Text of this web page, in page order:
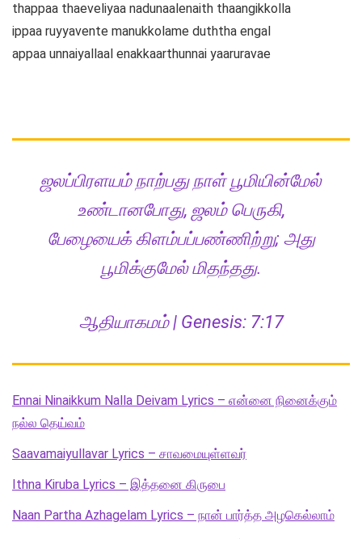
thappaa thaeveliyaa nadunaalenaith thaangikkolla
ippaa ruyyavente manukkolame duththa engal
appaa unnaiyallaal enakkaarthunnai yaaruravae
ஜலப்பிரளயம் நாற்பது நாள் பூமியின்மேல்
உண்டானபோது, ஜலம் பெருகி,
பேழையைக் கிளம்பப்பண்ணிற்று; அது
பூமிக்குமேல் மிதந்தது.
ஆதியாகமம் | Genesis: 7:17
Ennai Ninaikkum Nalla Deivam Lyrics – என்னை நினைக்கும்
நல்ல தெய்வம்
Saavamaiyullavar Lyrics – சாவமையுள்ளவர்
Ithna Kiruba Lyrics – இத்தனை கிருபை
Naan Partha Azhagelam Lyrics – நான் பார்த்த அழகெல்லாம்